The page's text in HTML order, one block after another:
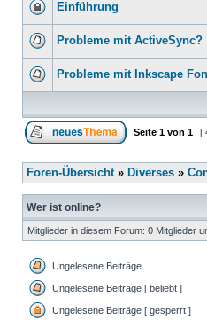
Einführung
Probleme mit ActiveSync?
Probleme mit Inkscape
Seite 1 von 1 [
Foren-Übersicht» Diverses »
Wer ist online?
Mitglieder in diesem Forum: 0 Mitglieder
Ungelesene Beiträge
Ungelesene Beiträge [ beliebt ]
Ungelesene Beiträge [ gesperrt ]